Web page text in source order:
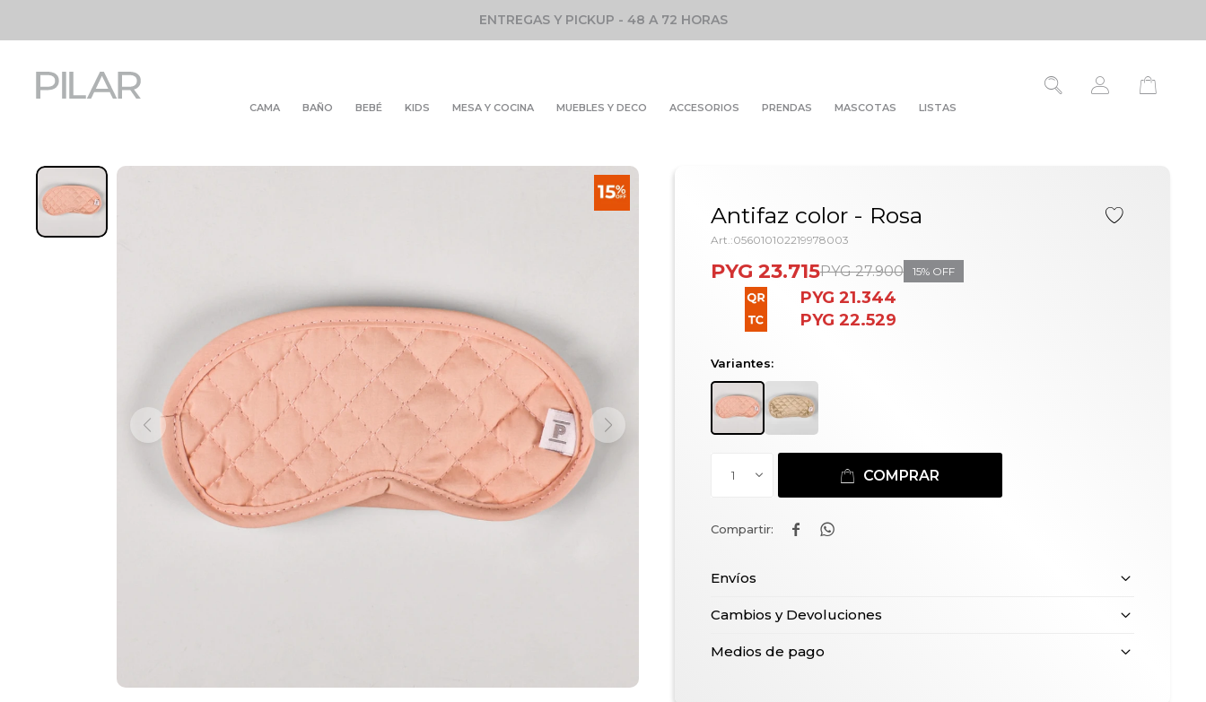
ENTREGAS Y PICKUP - 48 A 72 HORAS
CAMA BAÑO BEBÉ KIDS MESA Y COCINA MUEBLES Y DECO ACCESORIOS PRENDAS MASCOTAS LISTAS
Antifaz color - Rosa
056010102219978003
PYG 23.715PYG 27.900 15
PYG 21.344
PYG 22.529
Variantes:
1 COMPRAR
 
Envíos
Cambios y Devoluciones
Medios de pago